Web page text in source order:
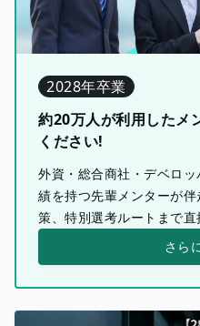
2028年卒業
約20万人が利用したメ
ください!
外資・総合商社・デベロ
績を持つ先輩メンターが
策、特別選考ルートまで直
さら